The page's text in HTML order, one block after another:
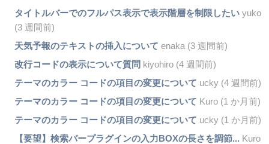
タイトルバーでのフルパス表示で表示階層を制限したいyuko
(3 週間前)
天気予報のテキストの挿入について enaka (3 週間前)
改行コードの表示について質問 kiyohiro (4 週間前)
テーマのカラー コードの項目の変更について ucky (4 週間前)
テーマのカラー コードの項目の変更について Kuro (1 か月前)
テーマのカラー コードの項目の変更について ucky (1 か月前)
【要望】検索バープラグインの入力BOXの長さを調節... Kuro